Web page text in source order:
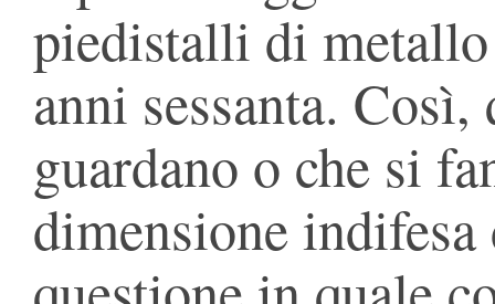
piedistalli di
anni sessanta. Così,
guardano o che si
dimensione